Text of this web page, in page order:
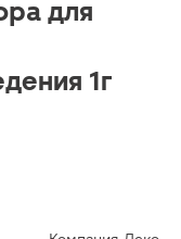
для
1г